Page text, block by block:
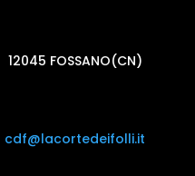
12045 FOSSANO(CN)
cdf@lacortedeifolli.it